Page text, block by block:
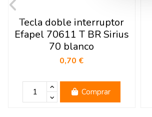
Tecla doble interruptor
Efapel 70611 T BR Sirius
70 blanco
0,70 €
Comprar